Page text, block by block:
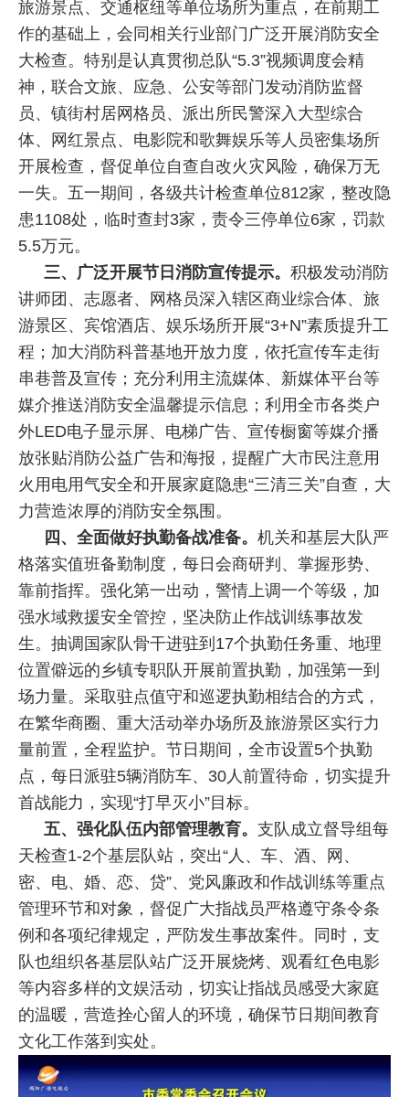
旅游景点、交通枢纽等单位场所为重点，在前期工
作的基础上，会同相关行业部门广泛开展消防安全
大检查。特别是认真贯彻总队“5.3”视频调度会精
神，联合文旅、应急、公安等部门发动消防监督
员、镇街村居网格员、派出所民警深入大型综合
体、网红景点、电影院和歌舞娱乐等人员密集场所
开展检查，督促单位自查自改火灾风险，确保万无
一失。五一期间，各级共计检查单位812家，整改隐
患1108处，临时查封3家，责令三停单位6家，罚款
5.5万元。
三、广泛开展节日消防宣传提示。 积极发动消防
讲师团、志愿者、网格员深入辖区商业综合体、旅
游景区、宾馆酒店、娱乐场所开展“3+N”素质提升工
程；加大消防科普基地开放力度，依托宣传车走街
串巷普及宣传；充分利用主流媒体、新媒体平台等
媒介推送消防安全温馨提示信息；利用全市各类户
外LED电子显示屏、电梯广告、宣传橱窗等媒介播
放张贴消防公益广告和海报，提醒广大市民注意用
火用电用气安全和开展家庭隐患“三清三关”自查，大
力营造浓厚的消防安全氛围。
四、全面做好执勤备战准备。 机关和基层大队严
格落实值班备勤制度，每日会商研判、掌握形势、
靠前指挥。强化第一出动，警情上调一个等级，加
强水域救援安全管控，坚决防止作战训练事故发
生。抽调国家队骨干进驻到17个执勤任务重、地理
位置僻远的乡镇专职队开展前置执勤，加强第一到
场力量。采取驻点值守和巡逻执勤相结合的方式，
在繁华商圈、重大活动举办场所及旅游景区实行力
量前置，全程监护。节日期间，全市设置5个执勤
点，每日派驻5辆消防车、30人前置待命，切实提升
首战能力，实现“打早灭小”目标。
五、强化队伍内部管理教育。 支队成立督导组每
天检查1-2个基层队站，突出“人、车、酒、网、
密、电、婚、恋、贷”、党风廉政和作战训练等重点
管理环节和对象，督促广大指战员严格遵守条令条
例和各项纪律规定，严防发生事故案件。同时，支
队也组织各基层队站广泛开展烧烤、观看红色电影
等内容多样的文娱活动，切实让指战员感受大家庭
的温暖，营造拴心留人的环境，确保节日期间教育
文化工作落到实处。